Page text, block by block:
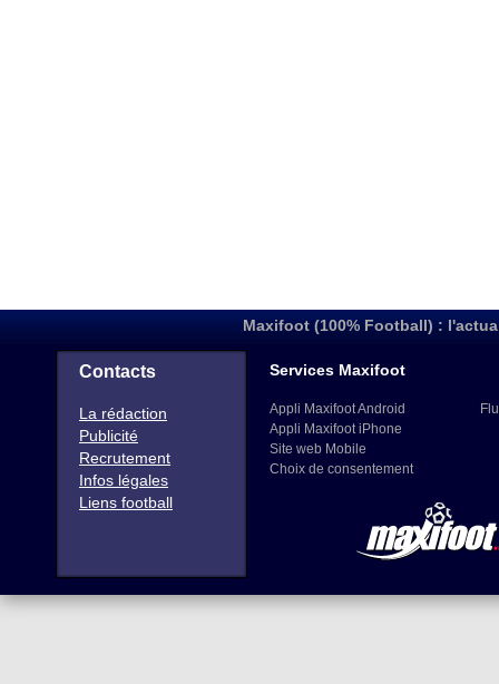
Maxifoot (100% Football) :
Contacts
La rédaction
Publicité
Recrutement
Infos légales
Liens football
Services Maxifoot
Appli Maxifoot Android
Appli Maxifoot iPhone
Site web Mobile
Choix de consentement